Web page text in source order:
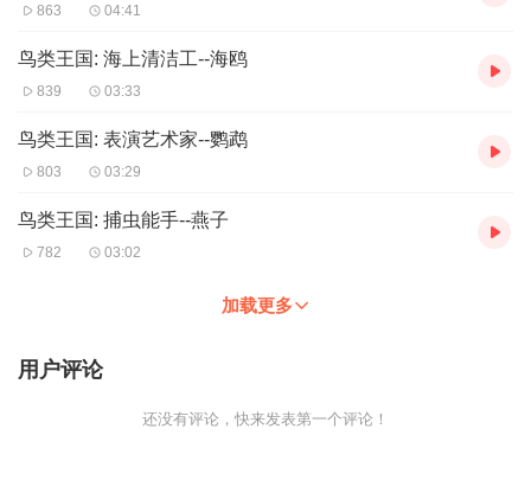
863 04:41
鸟类王国: 海上清洁工--海鸥
839 03:33
鸟类王国: 表演艺术家--鹦鹉
803 03:29
鸟类王国: 捕虫能手--燕子
782 03:02
加载更多
用户评论
还没有评论，快来发表第一个评论！